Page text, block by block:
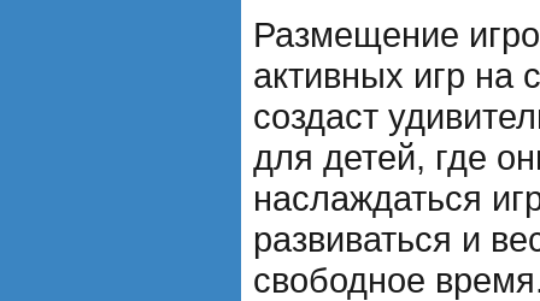
Размещение
активных игр на
создаст
для детей, где
наслаждаться
развиваться и
свободное